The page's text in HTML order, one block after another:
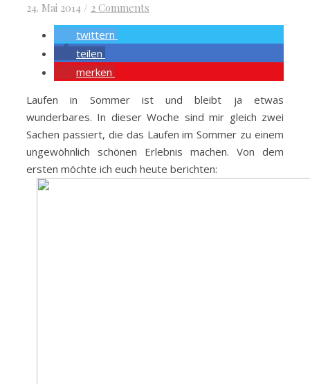
24. Mai 2014 / 2 Comments
twittern
teilen
merken
Laufen in Sommer ist und bleibt ja etwas
wunderbares. In dieser Woche sind mir gleich zwei
Sachen passiert, die das Laufen im Sommer zu einem
ungewöhnlich schönen Erlebnis machen. Von dem
ersten möchte ich euch heute berichten: